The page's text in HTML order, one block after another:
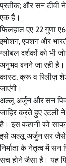
प्रतीक; और सन टीवी
एक है।
फिलहाल एए 22 गुणा
इमोशन, एक्शन और
ग्लोबल दर्शकों को भी
अनुभव बनने जा रही
कास्ट, क्रू व रिलीज़
जाएंगी।
अल्लू अर्जुन और सन
जाहिर करते हुए एटली
है। इस कहानी को
इसे अल्लू अर्जुन सर जैसे
निर्माता के नेतृत्व में
सच होने जैसा है। यह